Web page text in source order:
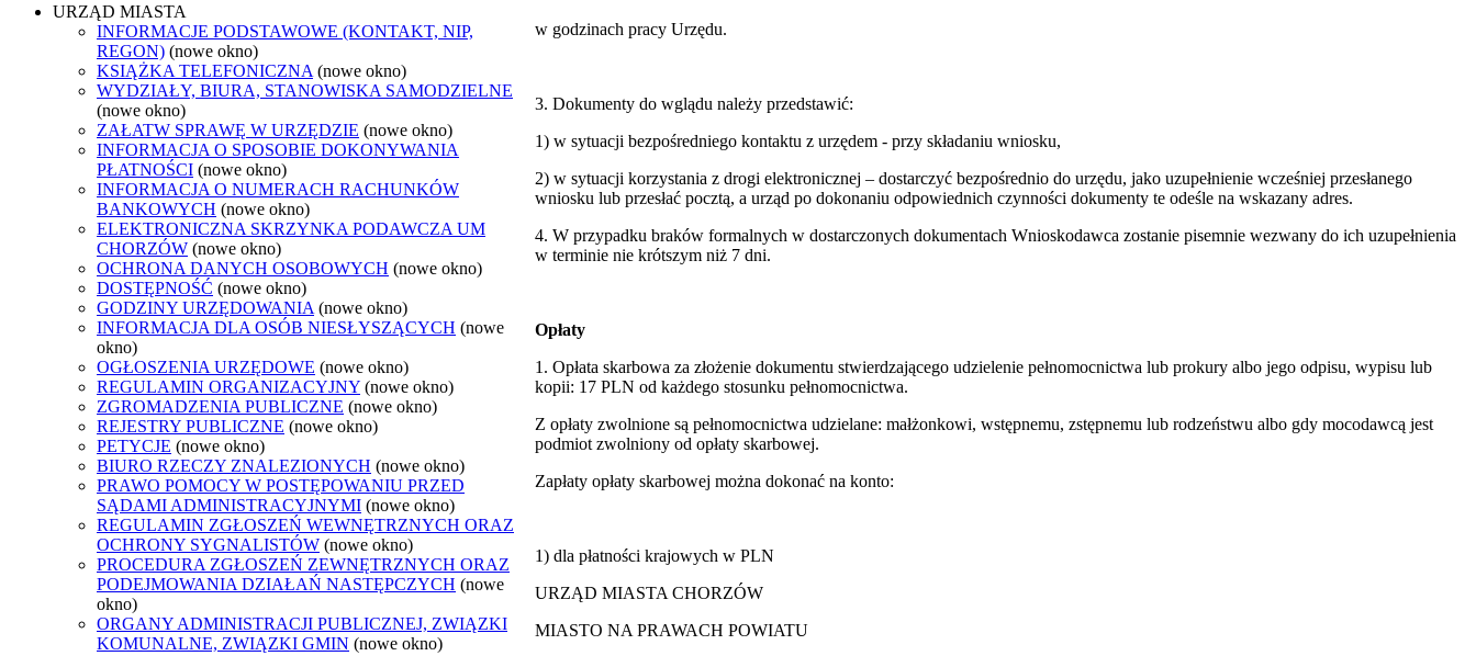
URZĄD MIASTA
INFORMACJE PODSTAWOWE (KONTAKT, NIP,
REGON) (nowe okno)
KSIĄŻKA TELEFONICZNA (nowe okno)
WYDZIAŁY, BIURA, STANOWISKA SAMODZIELNE
(nowe okno)
ZAŁATW SPRAWĘ W URZĘDZIE (nowe okno)
INFORMACJA O SPOSOBIE DOKONYWANIA
PŁATNOŚCI (nowe okno)
INFORMACJA O NUMERACH RACHUNKÓW
BANKOWYCH (nowe okno)
ELEKTRONICZNA SKRZYNKA PODAWCZA UM
CHORZÓW (nowe okno)
OCHRONA DANYCH OSOBOWYCH (nowe okno)
DOSTĘPNOŚĆ (nowe okno)
GODZINY URZĘDOWANIA (nowe okno)
INFORMACJA DLA OSÓB NIESŁYSZĄCYCH (nowe
okno)
OGŁOSZENIA URZĘDOWE (nowe okno)
REGULAMIN ORGANIZACYJNY (nowe okno)
ZGROMADZENIA PUBLICZNE (nowe okno)
REJESTRY PUBLICZNE (nowe okno)
PETYCJE (nowe okno)
BIURO RZECZY ZNALEZIONYCH (nowe okno)
PRAWO POMOCY W POSTĘPOWANIU PRZED
SĄDAMI ADMINISTRACYJNYMI (nowe okno)
REGULAMIN ZGŁOSZEŃ WEWNĘTRZNYCH ORAZ
OCHRONY SYGNALISTÓW (nowe okno)
PROCEDURA ZGŁOSZEŃ ZEWNĘTRZNYCH ORAZ
PODEJMOWANIA DZIAŁAŃ NASTĘPCZYCH (nowe
okno)
ORGANY ADMINISTRACJI PUBLICZNEJ, ZWIĄZKI
KOMUNALNE, ZWIĄZKI GMIN (nowe okno)
w godzinach pracy Urzędu.
3. Dokumenty do wglądu należy przedstawić:
1) w sytuacji bezpośredniego kontaktu z urzędem - przy składaniu wniosku,
2) w sytuacji korzystania z drogi elektronicznej – dostarczyć bezpośrednio do urzędu, jako uzupełnienie wcześniej przesłanego
wniosku lub przesłać pocztą, a urząd po dokonaniu odpowiednich czynności dokumenty te odeśle na wskazany adres.
4. W przypadku braków formalnych w dostarczonych dokumentach Wnioskodawca zostanie pisemnie wezwany do ich uzupełnienia
w terminie nie krótszym niż 7 dni.
Opłaty
1. Opłata skarbowa za złożenie dokumentu stwierdzającego udzielenie pełnomocnictwa lub prokury albo jego odpisu, wypisu lub
kopii: 17 PLN od każdego stosunku pełnomocnictwa.
Z opłaty zwolnione są pełnomocnictwa udzielane: małżonkowi, wstępnemu, zstępnemu lub rodzeństwu albo gdy mocodawcą jest
podmiot zwolniony od opłaty skarbowej.
Zapłaty opłaty skarbowej można dokonać na konto:
1) dla płatności krajowych w PLN
URZĄD MIASTA CHORZÓW
MIASTO NA PRAWACH POWIATU